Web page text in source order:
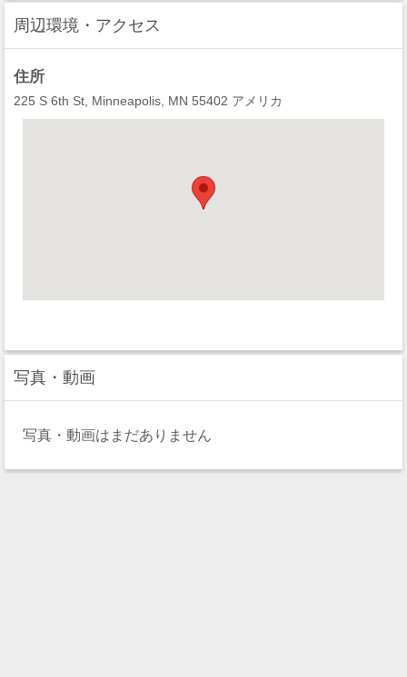
周辺環境・アクセス
住所
225 S 6th St, Minneapolis, MN 55402 アメリカ
写真・動画
写真・動画はまだありません